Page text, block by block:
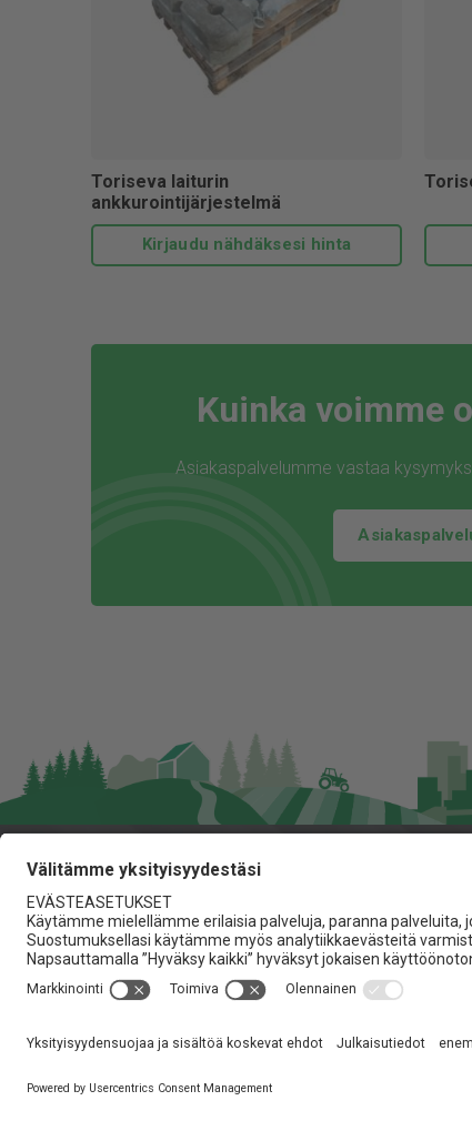
Toriseva laiturin
ankkurointijärjestelmä
Kirjaudu nähdäksesi hinta
Kuinka voimme
Asiakaspalvelumme vastaa
Lakarintie 10, 34800
03 475 6100
info@jita.fi
Yksityisyydensuoja Tietosuojaseloste